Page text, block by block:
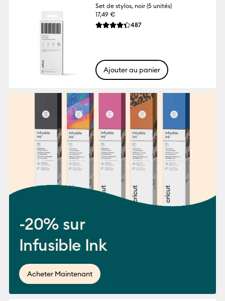
Set de stylos, noir (5 unités)
17,49 €
La note moyenne de ce produit est 4.3
487Reviews
Ajouter au panier
-20% sur
Infusible Ink
Acheter Maintenant